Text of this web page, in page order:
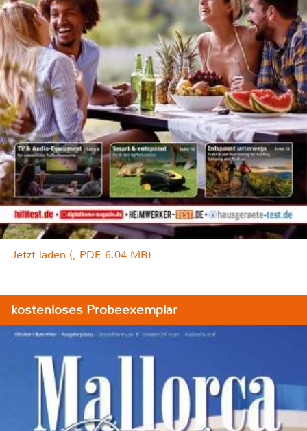
Jetzt laden (, PDF, 6.04 MB)
kostenloses Probeexemplar